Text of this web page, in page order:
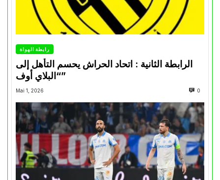
رابطة الهواة
الرابطة الثانية : اتحاد الحراش يحسم التأهل إلى
“البلاي أوف”
Mai 1, 2026 0